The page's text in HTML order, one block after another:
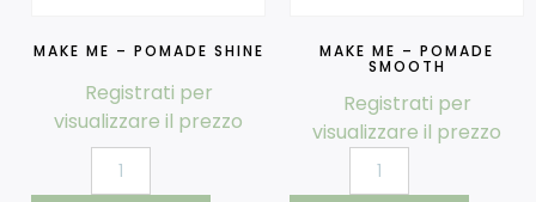
MAKE ME – POMADE SHINE
Registrati per
visualizzare il prezzo
MAKE ME – POMADE
SMOOTH
Registrati per
visualizzare il prezzo